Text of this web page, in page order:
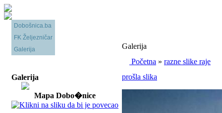
Dobošnica.ba
FK Željezničar
Galerija
Galerija
Mapa Dobo�nice
Galerija
Početna » razne slike raje
prošla slika